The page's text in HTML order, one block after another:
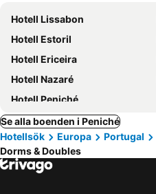
Hotell Lissabon
Hotell Estoril
Hotell Ericeira
Hotell Nazaré
Hotell Peniché
Se alla boenden i Peniché
Hotellsök
Europa Portugal
Dorms & Doubles